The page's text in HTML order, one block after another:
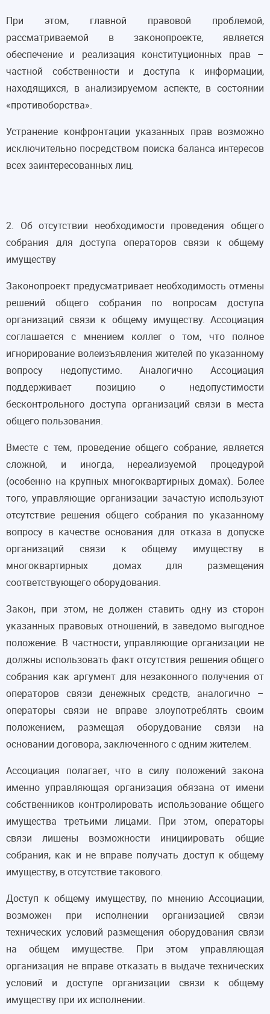
При этом, главной правовой проблемой,
рассматриваемой в законопроекте, является
обеспечение и реализация конституционных прав –
частной собственности и доступа к информации,
находящихся, в анализируемом аспекте, в состоянии
«противоборства».
Устранение конфронтации указанных прав возможно
исключительно посредством поиска баланса интересов
всех заинтересованных лиц.
2. Об отсутствии необходимости проведения общего
собрания для доступа операторов связи к общему
имуществу
Законопроект предусматривает необходимость отмены
решений общего собрания по вопросам доступа
организаций связи к общему имуществу. Ассоциация
соглашается с мнением коллег о том, что полное
игнорирование волеизъявления жителей по указанному
вопросу недопустимо. Аналогично Ассоциация
поддерживает позицию о недопустимости
бесконтрольного доступа организаций связи в места
общего пользования.
Вместе с тем, проведение общего собрание, является
сложной, и иногда, нереализуемой процедурой
(особенно на крупных многоквартирных домах). Более
того, управляющие организации зачастую используют
отсутствие решения общего собрания по указанному
вопросу в качестве основания для отказа в допуске
организаций связи к общему имуществу в
многоквартирных домах для размещения
соответствующего оборудования.
Закон, при этом, не должен ставить одну из сторон
указанных правовых отношений, в заведомо выгодное
положение. В частности, управляющие организации не
должны использовать факт отсутствия решения общего
собрания как аргумент для незаконного получения от
операторов связи денежных средств, аналогично –
операторы связи не вправе злоупотреблять своим
положением, размещая оборудование связи на
основании договора, заключенного с одним жителем.
Ассоциация полагает, что в силу положений закона
именно управляющая организация обязана от имени
собственников контролировать использование общего
имущества третьими лицами. При этом, операторы
связи лишены возможности инициировать общие
собрания, как и не вправе получать доступ к общему
имуществу, в отсутствие такового.
Доступ к общему имуществу, по мнению Ассоциации,
возможен при исполнении организацией связи
технических условий размещения оборудования связи
на общем имуществе. При этом управляющая
организация не вправе отказать в выдаче технических
условий и доступе организации связи к общему
имуществу при их исполнении.